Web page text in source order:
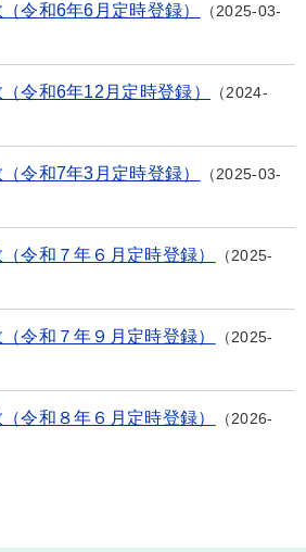
令和6年6月定時登録）
2025-03-
令和6年12月定時登録）
2024-
令和7年3月定時登録）
2025-03-
令和７年６月定時登録）
2025-
令和７年９月定時登録）
2025-
令和８年６月定時登録）
2026-